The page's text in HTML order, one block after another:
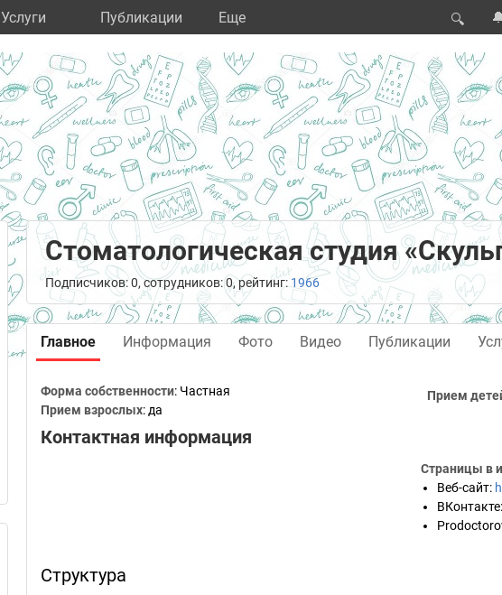
Услуги Публикации Eще 🔍
Стоматологическая студия
Подписчиков: 0, сотрудников: 0, рейтинг: 1966
Главное Информация Фото Видео Публикации
Форма собственности: Частная
Прием взрослых: да
Прием
Контактная информация
Страницы в
Веб-сайт:
ВКонтакте:
Структура